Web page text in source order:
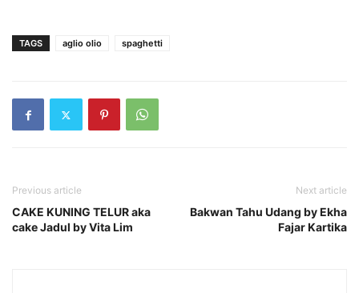
TAGS aglio olio spaghetti
Previous article
CAKE KUNING TELUR aka
cake Jadul by Vita Lim
Next article
Bakwan Tahu Udang by Ekha
Fajar Kartika